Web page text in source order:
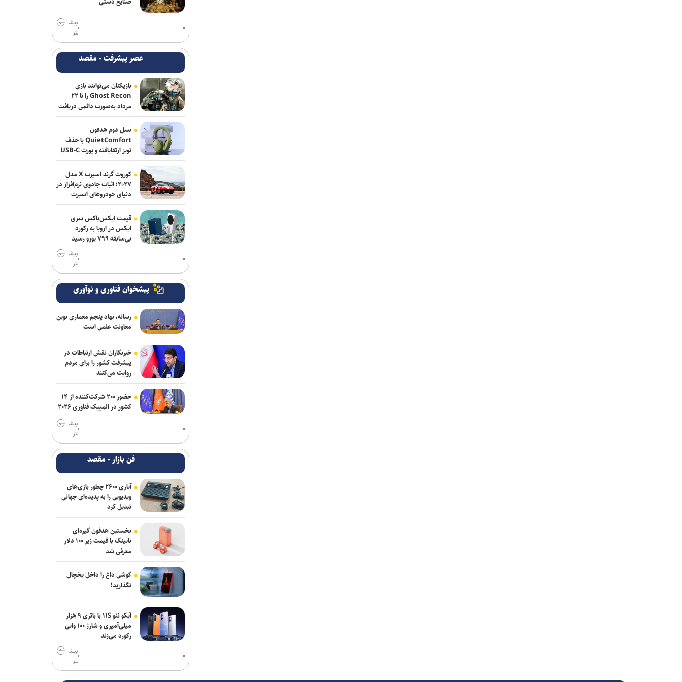
بیش
تر
عصر پیشرفت - مقصد
بازیکنان می‌توانند بازی
Ghost Recon را تا ۲۲
مرداد به‌صورت دائمی دریافت
کنند
نسل دوم هدفون
QuietComfort با حذف
نویز ارتقایافته و پورت USB-C
عرضه شد
کوروت گرند اسپرت X مدل
۲۰۲۷؛ اثبات جادوی نرم‌افزار در
دنیای خودروهای اسپرت
قیمت ایکس‌باکس سری
ایکس در اروپا به رکورد
بی‌سابقه ۷۹۹ یورو رسید
بیش
تر
پیشخوان فناوری و نوآوری
رسانه، نهاد پنجم معماری نوین
معاونت علمی است
خبرنگاران نقش ارتباطات در
پیشرفت کشور را برای مردم
روایت می‌کنند
حضور ۲۰۰ شرکت‌کننده از ۱۴
کشور در المپیک فناوری ۲۰۲۶
بیش
تر
فن بازار - مقصد
آتاری ۲۶۰۰ چطور بازی‌های
ویدیویی را به پدیده‌ای جهانی
تبدیل کرد
نخستین هدفون گیره‌ای
ناتینگ با قیمت زیر ۱۰۰ دلار
معرفی شد
گوشی داغ را داخل یخچال
نگذارید!
آیکو نئو ۱۱S با باتری ۹ هزار
میلی‌آمپری و شارژ ۱۰۰ واتی
رکورد می‌زند
بیش
تر